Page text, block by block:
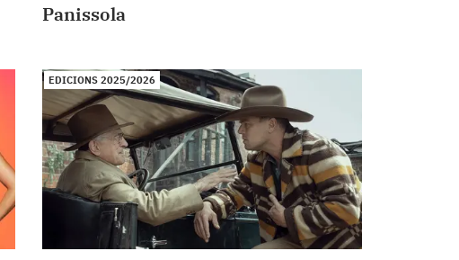
Panissola
EDICIONS 2025/2026